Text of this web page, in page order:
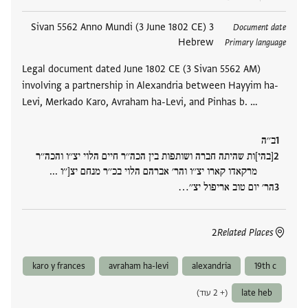
Document date
3 Sivan 5562 Anno Mundi (3 June 1802 CE)
Primary language
Hebrew
Legal document dated June 1802 CE (3 Sivan 5562 AM)
involving a partnership in Alexandria between Hayyim ha-
Levi, Merkado Karo, Avraham ha-Levi, and Pinhas b. …
ב׳׳ה
[בהי]ות שהיתה חברה ושותפות בין הכה׳׳ר חיים הלוי יצ׳׳ו והכה׳׳ר
מרקאדו קארו יצ׳׳ו והר׳ אברהם הלוי בכ׳׳ר מנחם יצ[׳׳ו ...
הר׳ יום טוב אריפול יצ׳׳‮…
Related Places
2
תגים
19th c
alexandria
avraham ha-levi
karo y frances
late heb (+ 2 עוד)